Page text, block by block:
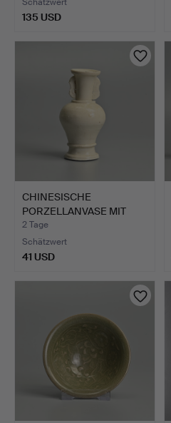
135 USD
CHINESISCHE
PORZELLANVASE MIT
WEISSER GLAS…
2 Tage
Schätzwert
41 USD